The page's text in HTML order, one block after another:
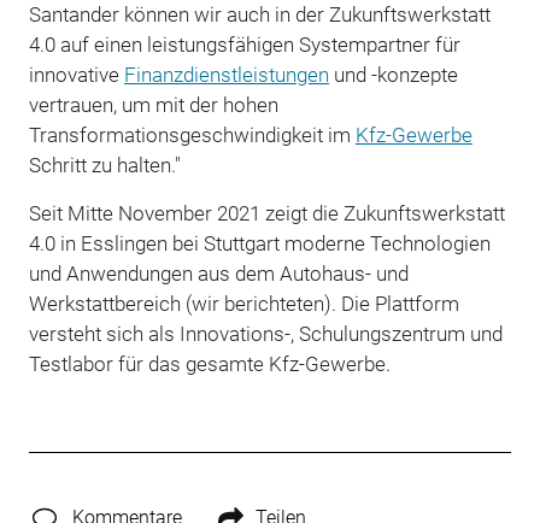
Santander können wir auch in der Zukunftswerkstatt
4.0 auf einen leistungsfähigen Systempartner für
innovative Finanzdienstleistungen und -konzepte
vertrauen, um mit der hohen
Transformationsgeschwindigkeit im Kfz-Gewerbe
Schritt zu halten."
Seit Mitte November 2021 zeigt die Zukunftswerkstatt
4.0 in Esslingen bei Stuttgart moderne Technologien
und Anwendungen aus dem Autohaus- und
Werkstattbereich (wir berichteten). Die Plattform
versteht sich als Innovations-, Schulungszentrum und
Testlabor für das gesamte Kfz-Gewerbe.
Kommentare Teilen